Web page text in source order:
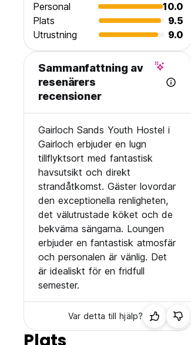
Personal
10.0
Plats
9.5
Utrustning
9.0
Sammanfattning av
resenärers
recensioner
Gairloch Sands Youth Hostel i
Gairloch erbjuder en lugn
tillflyktsort med fantastisk
havsutsikt och direkt
strandåtkomst. Gäster lovordar
den exceptionella renligheten,
det välutrustade köket och de
bekväma sängarna. Loungen
erbjuder en fantastisk atmosfär
och personalen är vänlig. Det
är idealiskt för en fridfull
semester.
Var detta till hjälp?